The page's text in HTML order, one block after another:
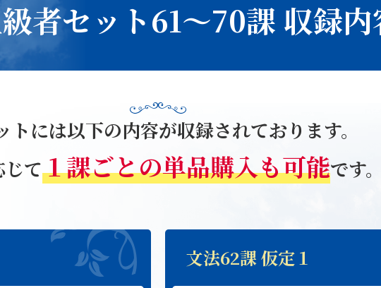
者セット61〜70課 収録内
トには以下の内容が収録されております。
て１課ごとの単品購入も可能です。
文法62課 仮定１